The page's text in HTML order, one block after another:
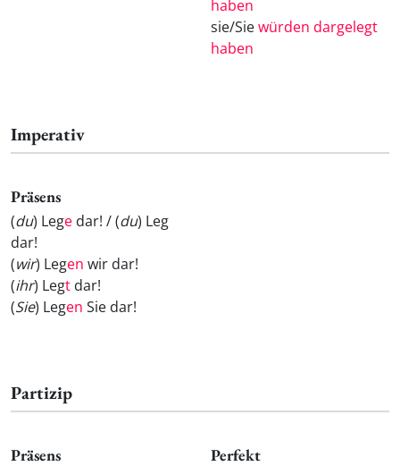
haben
sie/Siewürden dargelegt
haben
Imperativ
Präsens
(du) Lege dar! / (du) Leg
dar!
(wir) Legen wir dar!
(ihr) Legt dar!
(Sie) Legen Sie dar!
Partizip
Präsens Perfekt